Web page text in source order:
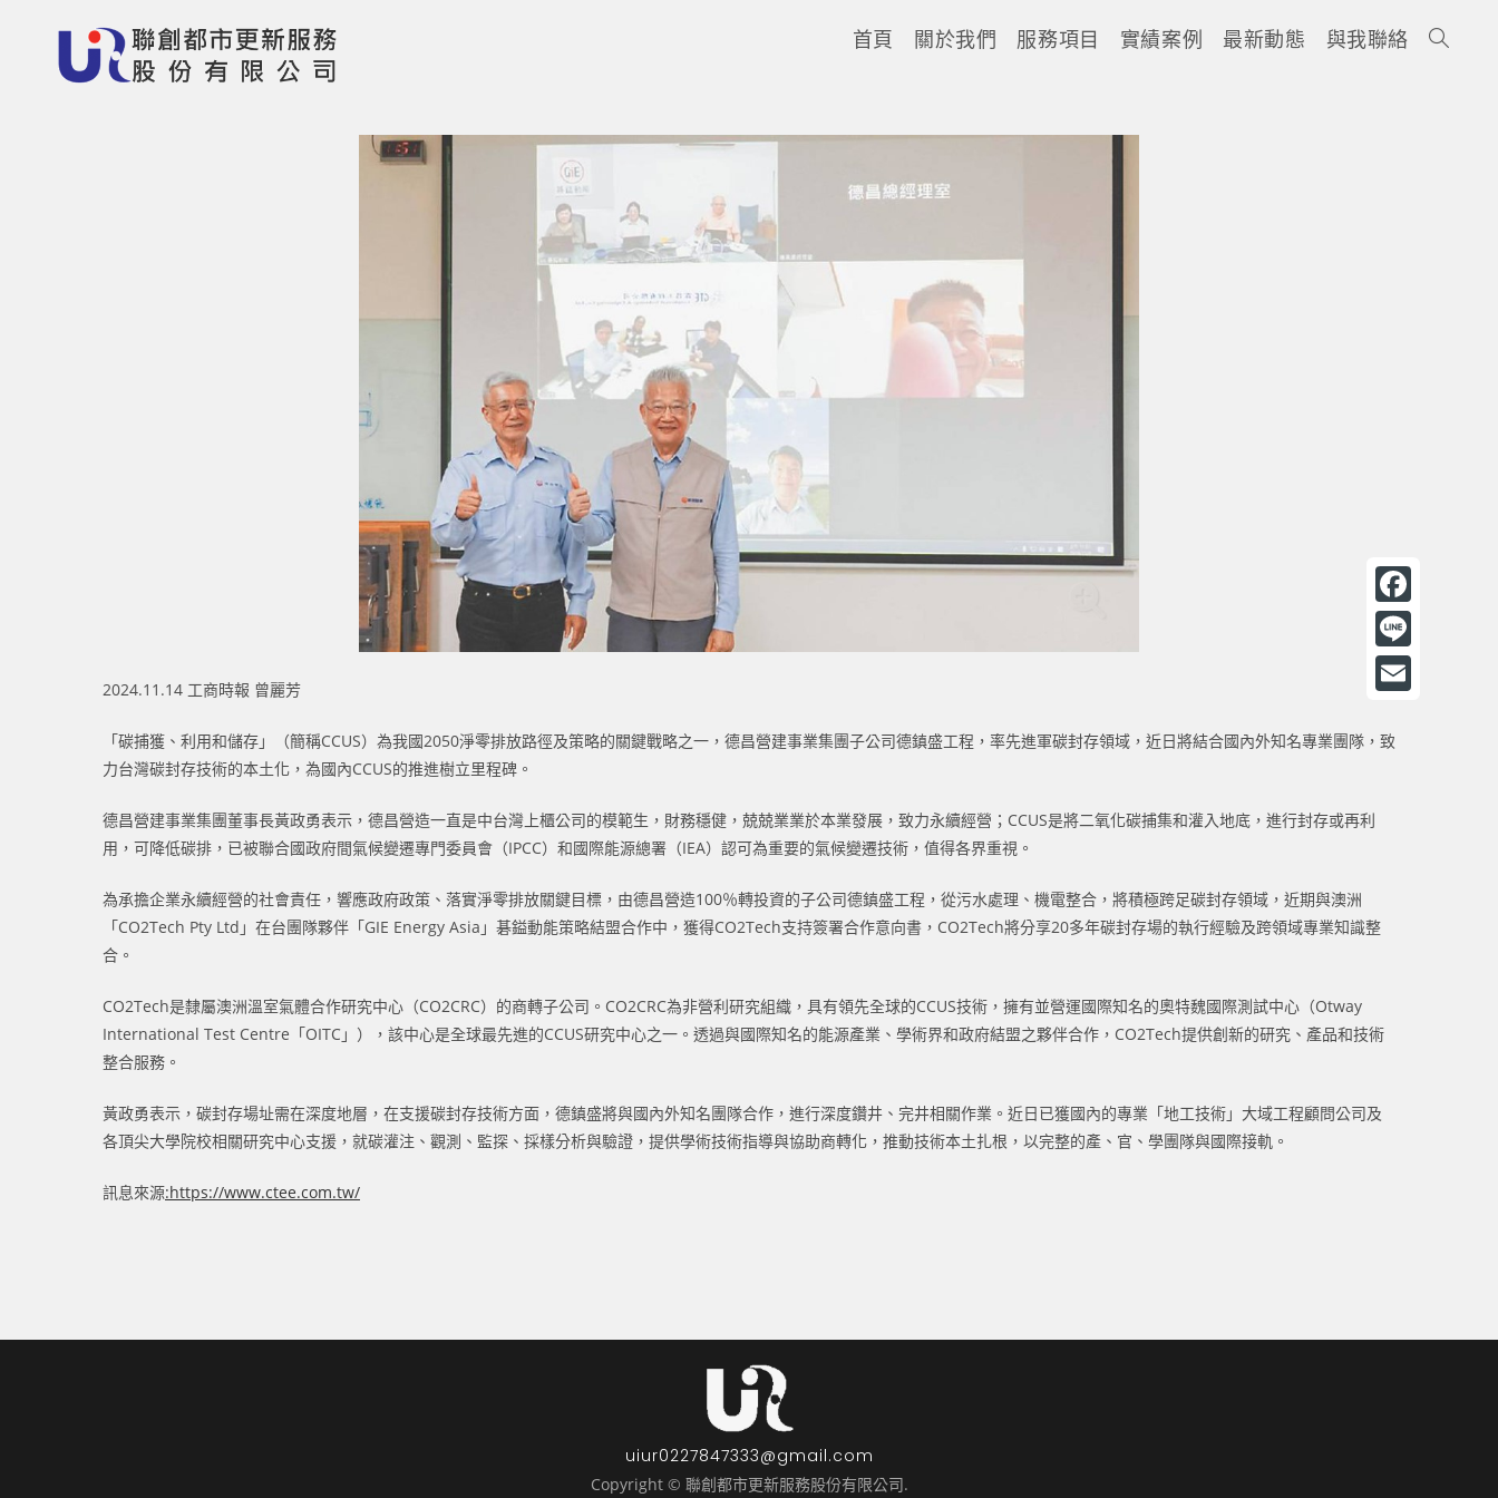
首頁 關於我們 服務項目 實績案例 最新動態 與我聯絡
2024.11.14 工商時報 曾麗芳
「碳捕獲、利用和儲存」（簡稱CCUS）為我國2050淨零排放路徑及策略的關鍵戰略之一，德昌營建事業集團子公司德鎮盛工程，率先進軍碳封存領域，近日將結合國內外知名專業團隊，致
力台灣碳封存技術的本土化，為國內CCUS的推進樹立里程碑。
德昌營建事業集團董事長黃政勇表示，德昌營造一直是中台灣上櫃公司的模範生，財務穩健，兢兢業業於本業發展，致力永續經營；CCUS是將二氧化碳捕集和灌入地底，進行封存或再利
用，可降低碳排，已被聯合國政府間氣候變遷專門委員會（IPCC）和國際能源總署（IEA）認可為重要的氣候變遷技術，值得各界重視。
為承擔企業永續經營的社會責任，響應政府政策、落實淨零排放關鍵目標，由德昌營造100％轉投資的子公司德鎮盛工程，從污水處理、機電整合，將積極跨足碳封存領域，近期與澳洲
「CO2Tech Pty Ltd」在台團隊夥伴「GIE Energy Asia」碁鎰動能策略結盟合作中，獲得CO2Tech支持簽署合作意向書，CO2Tech將分享20多年碳封存場的執行經驗及跨領域專業知識整
合。
CO2Tech是隸屬澳洲溫室氣體合作研究中心（CO2CRC）的商轉子公司。CO2CRC為非營利研究組織，具有領先全球的CCUS技術，擁有並營運國際知名的奧特魏國際測試中心（Otway
International Test Centre「OITC」），該中心是全球最先進的CCUS研究中心之一。透過與國際知名的能源產業、學術界和政府結盟之夥伴合作，CO2Tech提供創新的研究、產品和技術
整合服務。
黃政勇表示，碳封存場址需在深度地層，在支援碳封存技術方面，德鎮盛將與國內外知名團隊合作，進行深度鑽井、完井相關作業。近日已獲國內的專業「地工技術」大域工程顧問公司及
各頂尖大學院校相關研究中心支援，就碳灌注、觀測、監探、採樣分析與驗證，提供學術技術指導與協助商轉化，推動技術本土扎根，以完整的產、官、學團隊與國際接軌。
訊息來源:https://www.ctee.com.tw/
uiur0227847333@gmail.com
Copyright © 聯創都市更新服務股份有限公司.
F
a
c
L
n
m